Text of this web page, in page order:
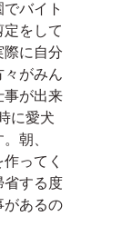
バイト
をして
際に自分
がみん
事が出来
に愛犬
朝、
ってく
省する度
があるの